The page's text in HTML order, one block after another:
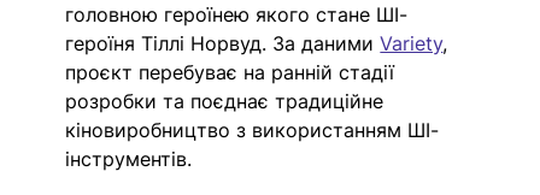
головною героїнею якого стане ШІ-
героїня Тіллі Норвуд. За даними Variety,
проєкт перебуває на ранній стадії
розробки та поєднає традиційне
кіновиробництво з використанням ШІ-
інструментів.